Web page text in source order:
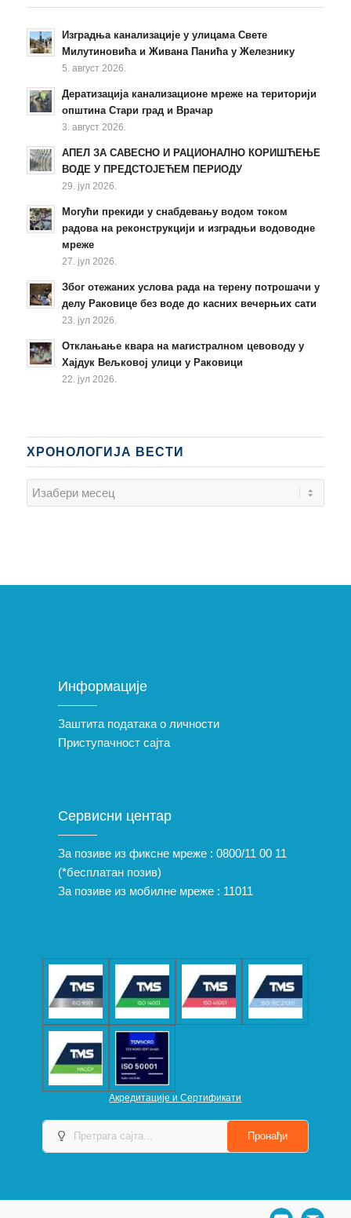
Изградња канализације у улицама Свете
Милутиновића и Живана Панића у Железнику
5. август 2026.
Дератизација канализационе мреже на територији
општина Стари град и Врачар
3. август 2026.
АПЕЛ ЗА САВЕСНО И РАЦИОНАЛНО КОРИШЋЕЊЕ
ВОДЕ У ПРЕДСТОЈЕЋЕМ ПЕРИОДУ
29. јул 2026.
Могући прекиди у снабдевању водом током
радова на реконструкцији и изградњи водоводне
мреже
27. јул 2026.
Због отежаних услова рада на терену потрошачи у
делу Раковице без воде до касних вечерњих сати
23. јул 2026.
Отклањање квара на магистралном цевоводу у
Хајдук Вељковој улици у Раковици
22. јул 2026.
ХРОНОЛОГИЈА ВЕСТИ
Информације
Заштита података о личности
Приступачност сајта
Сервисни центар
За позиве из фиксне мреже : 0800/11 00 11
(*бесплатан позив)
За позиве из мобилне мреже : 11011
Акредитације и Сертификати